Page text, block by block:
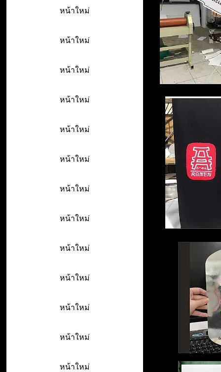
หน้าใหม่
หน้าใหม่
หน้าใหม่
หน้าใหม่
หน้าใหม่
หน้าใหม่
หน้าใหม่
หน้าใหม่
หน้าใหม่
หน้าใหม่
หน้าใหม่
หน้าใหม่
หน้าใหม่